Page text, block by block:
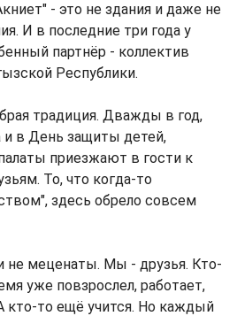
- это не здания и даже не
И в последние три года у
партнёр - коллектив
Республики.
традиция. Дважды в год,
и в День защиты детей,
приезжают в гости к
То, что когда-то
здесь обрело совсем
не меценаты. Мы - друзья. Кто-
уже повзрослел, работает,
кто-то ещё учится. Но каждый